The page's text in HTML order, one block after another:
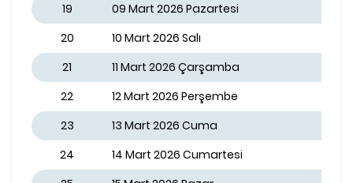
19
09 Mart 2026 Pazartesi
20
10 Mart 2026 Salı
21
11 Mart 2026 Çarşamba
22
12 Mart 2026 Perşembe
23
13 Mart 2026 Cuma
24
14 Mart 2026 Cumartesi